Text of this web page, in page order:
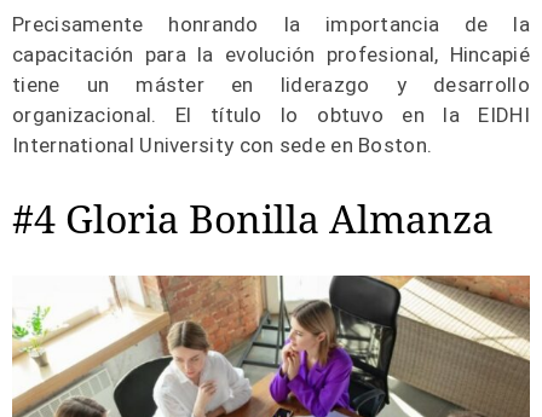
Precisamente honrando la importancia de la
capacitación para la evolución profesional, Hincapié
tiene un máster en liderazgo y desarrollo
organizacional. El título lo obtuvo en la EIDHI
International University con sede en Boston.
#4 Gloria Bonilla Almanza